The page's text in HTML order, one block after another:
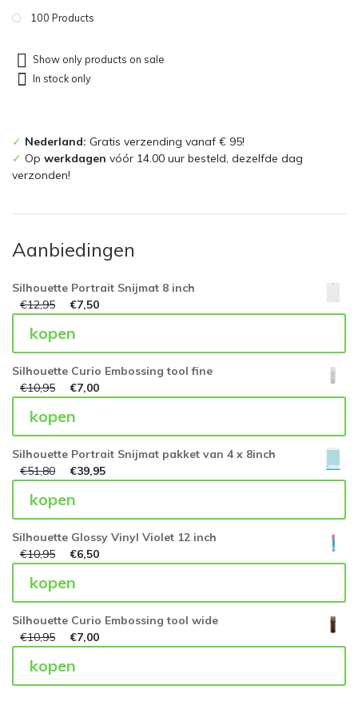
100 Products
Show only products on sale
In stock only
✓ Nederland: Gratis verzending vanaf € 95!
✓ Op werkdagen vóór 14.00 uur besteld, dezelfde dag
verzonden!
Aanbiedingen
Silhouette Portrait Snijmat 8 inch
€12,95 €7,50
kopen
Silhouette Curio Embossing tool fine
€10,95 €7,00
kopen
Silhouette Portrait Snijmat pakket van 4 x 8inch
€51,80 €39,95
kopen
Silhouette Glossy Vinyl Violet 12 inch
€10,95 €6,50
kopen
Silhouette Curio Embossing tool wide
€10,95 €7,00
kopen